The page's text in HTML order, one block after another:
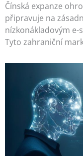
Čínská expanze
připravuje na
nízkonákladovým e-
Tyto zahraniční